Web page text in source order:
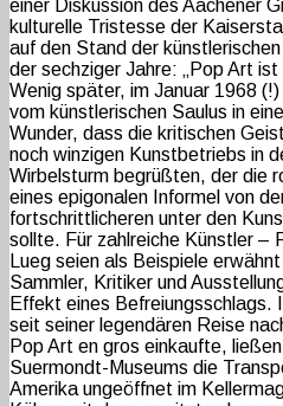
einer Diskussion des Aachener
kulturelle Tristesse der
auf den Stand der
der sechziger Jahre: „Pop Art
Wenig später, im Januar 1968
vom künstlerischen Saulus in
Wunder, dass die kritischen
noch winzigen Kunstbetriebs in
Wirbelsturm begrüßten, der die
eines epigonalen Informel von
fortschrittlicheren unter den
sollte. Für zahlreiche Künstler –
Lueg seien als Beispiele
Sammler, Kritiker und
Effekt eines Befreiungsschlags.
seit seiner legendären Reise
Pop Art en gros einkaufte,
Suermondt-Museums die
Amerika ungeöffnet im